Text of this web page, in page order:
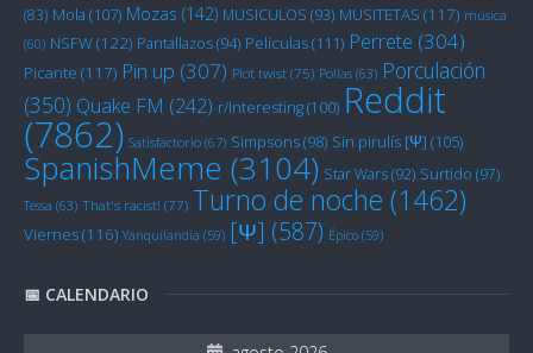
(83) Mola (107) Mozas (142) MUSICULOS (93) MUSITETAS (117) música
(60) NSFW(122) Pantallazos(94) Películas(111) Perrete (304)
Picante (117) Pin up (307) Plot twist (75) Pollas (63) Porculación
(350) Quake FM (242) r/Interesting(100) Reddit
(7862) Satisfactorio (67) Simpsons(98) Sin pirulís [Ψ] (105)
SpanishMeme (3104) Star Wars(92) Surtido (97)
Tessa (63) That's racist! (77) Turno de noche (1462)
Viernes(116) Yanquilandia (59) [Ψ] (587) Épico (59)
📅 CALENDARIO